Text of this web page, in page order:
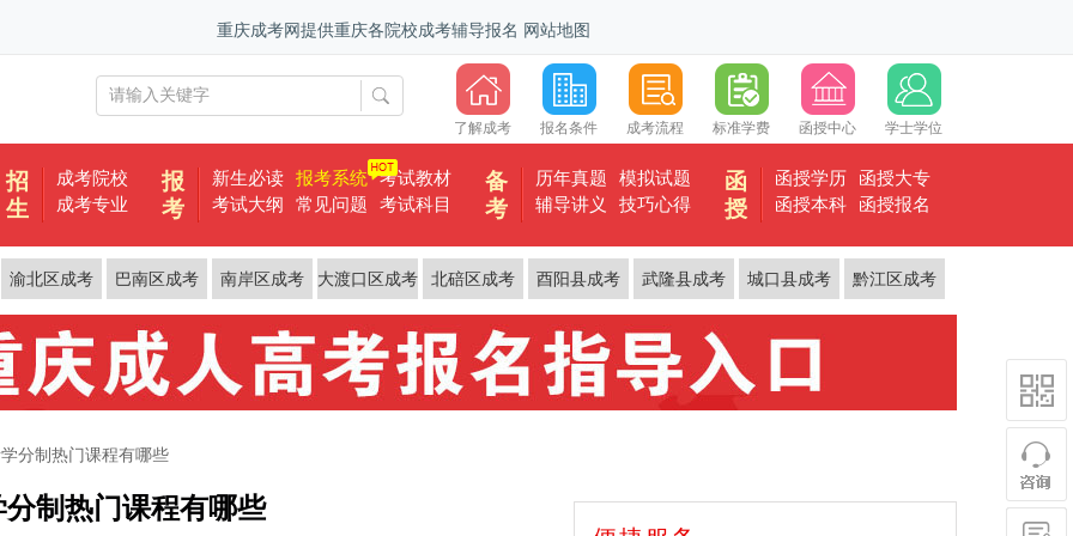
重庆成考网提供重庆各院校成考辅导报名 网站地图
了解成考 报名条件 成考流程 标准学费 函授中心 学士学位
招
生
成考院校
成考专业
报
考
新生必读 报考系统 考试教材
考试大纲
常见问题 考试科目
备
考
历年真题
模拟试题
辅导讲义
技巧心得
函
授
函授学历
函授大专
函授本科
函授报名
渝北区成考 巴南区成考 南岸区成考 大渡口区成考 北碚区成考 酉阳县成考 武隆县成考 城口县成考 黔江区成考
分制热门课程有哪些
制热门课程有哪些